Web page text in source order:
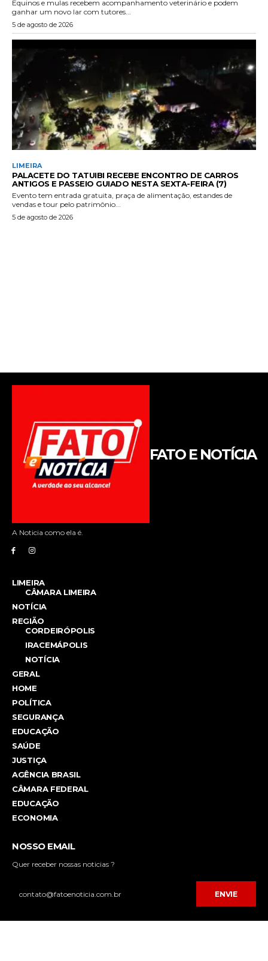
FATO E NOTÍCIA
A Noticia como ela é.
LIMEIRA
CÂMARA LIMEIRA
NOTÍCIA
REGIÃO
CORDEIRÓPOLIS
IRACEMÁPOLIS
NOTÍCIA
GERAL
HOME
POLÍTICA
SEGURANÇA
EDUCAÇÃO
SAÚDE
JUSTIÇA
AGÊNCIA BRASIL
CÂMARA FEDERAL
EDUCAÇÃO
ECONOMIA
NOSSO EMAIL
Quer receber nossas noticias ?
ENVIE